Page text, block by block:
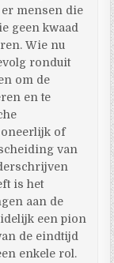
mensen die
geen kwaad
Wie nu
ronduit
om de
en te
oneerlijk of
van
is het
aan de
een pion
de eindtijd
enkele rol.